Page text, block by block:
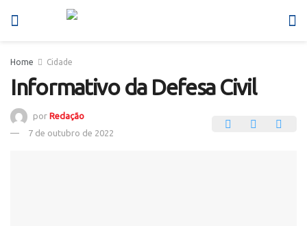
Home Cidade
Informativo da Defesa Civil
por Redação
7 de outubro de 2022